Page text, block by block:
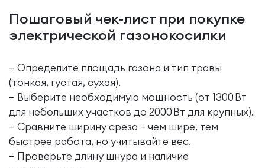
Пошаговый чек‑лист при покупке
электрической газонокосилки
Определите площадь газона и тип травы
(тонкая, густая, сухая).
Выберите необходимую мощность (от 1300 Вт
для небольших участков до 2000 Вт для крупных).
Сравните ширину среза – чем шире, тем
быстрее работа, но учитывайте вес.
Проверьте длину шнура и наличие